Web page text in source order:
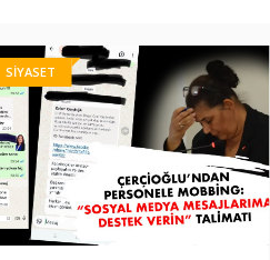
SİYASET